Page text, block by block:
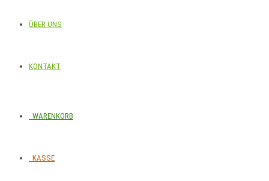
ÜBER UNS
KONTAKT
WARENKORB
KASSE